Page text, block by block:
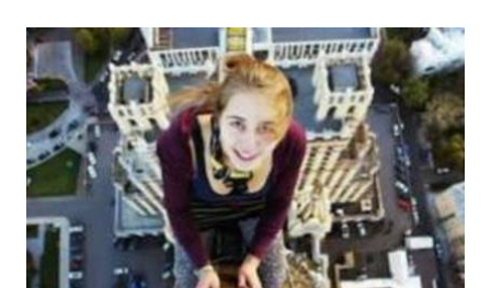
sfumate, quasi magiche. Tutto si addolcisce e si
attenua, anche le rughe del viso e quelle dell’anima.
(Romano Battaglia) È di notte che è bello credere alla
luce. (Edmond Rostand) E mi piace la notte ascoltare le
stelle… sono come cinquecento milioni di sonagli.
(Antoine de Saint-Exupéry) E se tutti noi fossimo sogni
che qualcuno sogna, pensieri che qualcuno pensa? È
sera, ed è tempo che i fiori chiudano le loro corolle.